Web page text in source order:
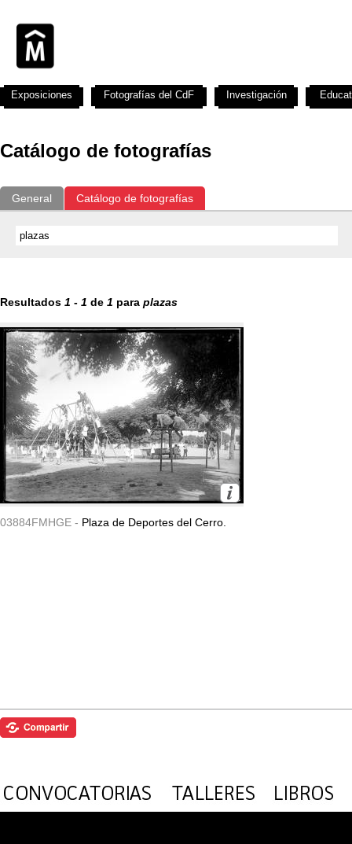
Catálogo de fotografías
General Catálogo de fotografías
Resultados 1 - 1 de 1 para plazas
03884FMHGE - Plaza de Deportes del Cerro.
Exposiciones Fotografías del CdF Investigación